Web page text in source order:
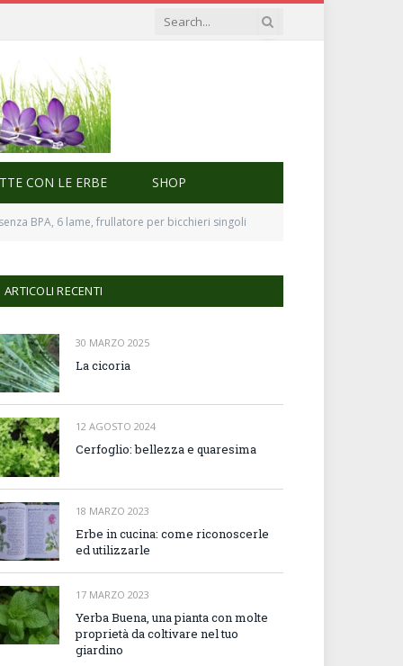
CON LE ERBE SHOP
BPA, 6 lame, frullatore per bicchieri singoli
ARTICOLI RECENTI
30 MARZO 2025
La cicoria
12 AGOSTO 2024
Cerfoglio: bellezza e quaresima
18 MARZO 2023
Erbe in cucina: come riconoscerle
ed utilizzarle
17 MARZO 2023
Yerba Buena, una pianta con molte
proprietà da coltivare nel tuo
giardino